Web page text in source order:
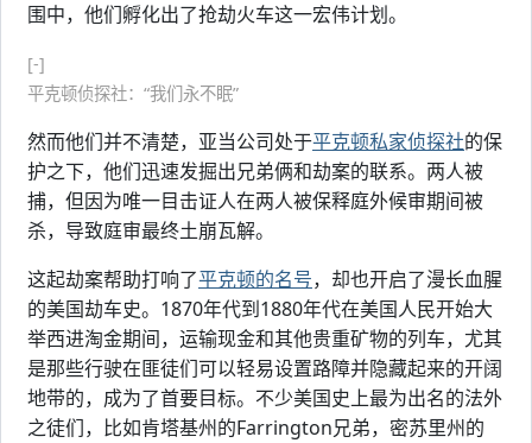
围中，他们孵化出了抢劫火车这一宏伟计划。
[-]
平克顿侦探社：“我们永不眠”
然而他们并不清楚，亚当公司处于平克顿私家侦探社的保
护之下，他们迅速发掘出兄弟俩和劫案的联系。两人被
捕，但因为唯一目击证人在两人被保释庭外候审期间被
杀，导致庭审最终土崩瓦解。
这起劫案帮助打响了平克顿的名号，却也开启了漫长血腥
的美国劫车史。1870年代到1880年代在美国人民开始大
举西进淘金期间，运输现金和其他贵重矿物的列车，尤其
是那些行驶在匪徒们可以轻易设置路障并隐藏起来的开阔
地带的，成为了首要目标。不少美国史上最为出名的法外
之徒们，比如肯塔基州的Farrington兄弟，密苏里州的